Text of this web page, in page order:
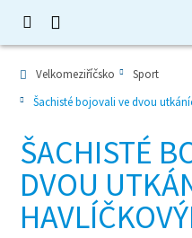
Velkomeziříčsko
Sport
Šachisté bojovali ve dvou
ŠACHISTÉ
DVOU